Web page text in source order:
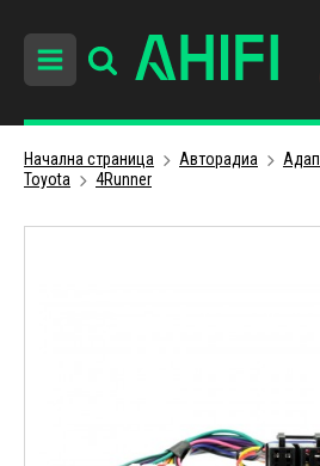
Начална страница Авторадиa
Toyota
4Runner